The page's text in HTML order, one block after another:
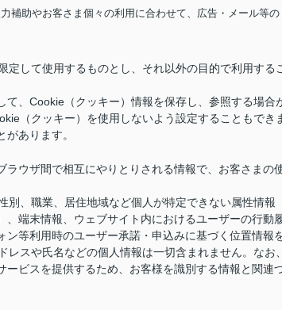
補助やお客さま個々の利用に合わせて、広告・メール等の
して使用するものとし、それ以外の目的で利用する
、Cookie（クッキー）情報を保存し、参照する場合
（クッキー）を使用しないよう設定することもでき
あります。
ウザ間で相互にやりとりされる情報で、お客さまの
、職業、居住地域など個人が特定できない属性情報
、端末情報、ウェブサイト内におけるユーザーの行動
等利用時のユーザー承諾・申込みに基づく位置情報
スや氏名などの個人情報は一切含まれません。なお
ビスを提供するため、お客様を識別する情報と関連